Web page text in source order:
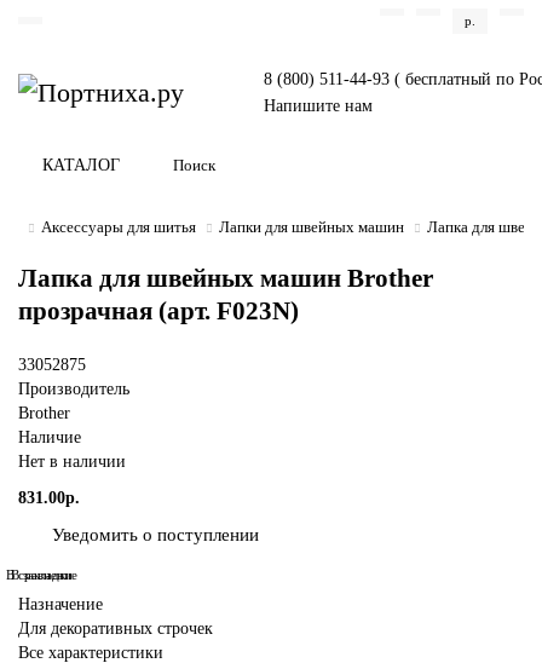
р.
8 (800) 511-44-93 ( бесплатный по
Напишите нам
КАТАЛОГ
Аксессуары для шитья Лапки для швейных машин Лапка для
Лапка для швейных машин Brother
прозрачная (арт. F023N)
33052875
Производитель
Brother
Наличие
Нет в наличии
831.00р.
Уведомить о поступлении
В закладки
В сравнение
Назначение
Для декоративных строчек
Все характеристики